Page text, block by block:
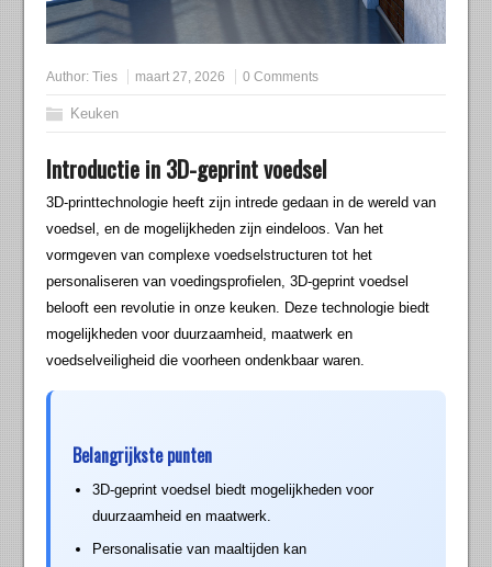
Author:Ties maart 27, 2026 0 Comments
Keuken
Introductie in 3D-geprint voedsel
3D-printtechnologie heeft zijn intrede gedaan in de wereld van
voedsel, en de mogelijkheden zijn eindeloos. Van het
vormgeven van complexe voedselstructuren tot het
personaliseren van voedingsprofielen, 3D-geprint voedsel
belooft een revolutie in onze keuken. Deze technologie biedt
mogelijkheden voor duurzaamheid, maatwerk en
voedselveiligheid die voorheen ondenkbaar waren.
Belangrijkste punten
3D-geprint voedsel biedt mogelijkheden voor
duurzaamheid en maatwerk.
Personalisatie van maaltijden kan